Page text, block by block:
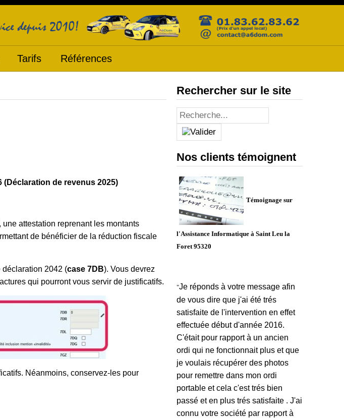
Tarifs Références
(Déclaration de revenus 2025)
attestation reprenant les montants
de bénéficier de la réduction fiscale
déclaration 2042 (case 7DB). Vous devrez
qui pourront vous servir de justificatifs.
Néanmoins, conservez-les pour
Rechercher sur le site
Nos clients témoignent
Témoignage sur
l'Assistance Informatique à Saint Leu la
Foret 95320
"Je réponds à votre message afin
de vous dire que j'ai été trés
satisfaite de l'intervention en effet
effectuée début d'année 2016.
C'était pour rapport à un ancien
ordi qui ne fonctionnait plus et que
je voulais récupérer des photos
pour remettre dans mon ordi
portable et cela c'est trés bien
passé et en plus trés satisfaite . J'ai
connu votre société par rapport à